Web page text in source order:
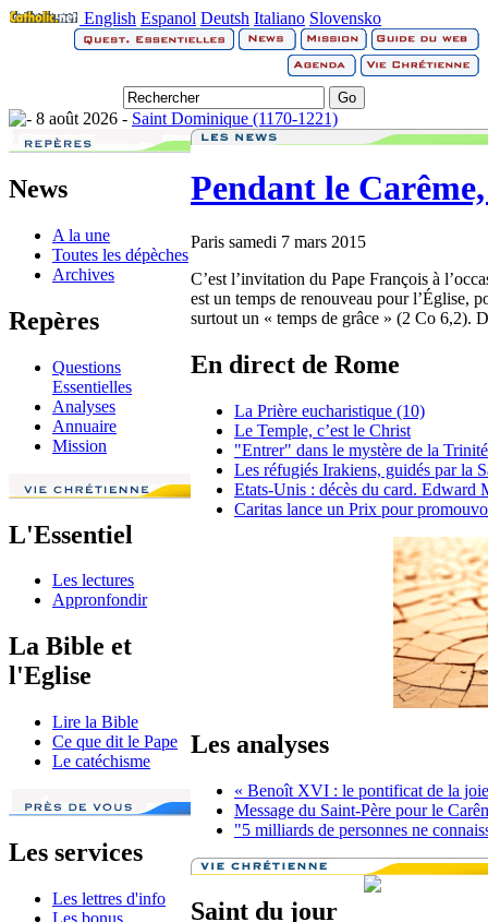
English Espanol Deutsh Italiano Slovensko
8 août 2026 - Saint Dominique (1170-1221)
News
A la une
Toutes les dépèches
Archives
Repères
Questions
Essentielles
Analyses
Annuaire
Mission
L'Essentiel
Les lectures
Appronfondir
La Bible et
l'Eglise
Lire la Bible
Ce que dit le Pape
Le catéchisme
Les services
Les lettres d'info
Les bonus
Pendant le
Paris samedi 7 mars 2015
C’est l’invitation du Pape François à
est un temps de renouveau pour l’Église,
surtout un « temps de grâce » (2 Co 6,2).
En direct de Rome
La Prière eucharistique (10)
Le Temple, c’est le Christ
"Entrer" dans le mystère de la
Les réfugiés Irakiens, guidés par la
Etats-Unis : décès du card. Edward
Caritas lance un Prix pour
Les analyses
« Benoît XVI : le pontificat de la
Message du Saint-Père pour le
"5 milliards de personnes ne
Saint du jour